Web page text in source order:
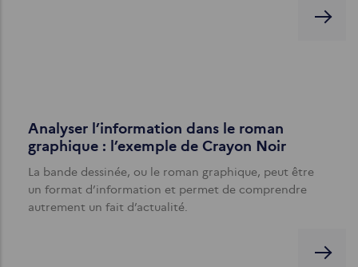
Analyser l’information dans le roman
graphique : l’exemple de Crayon Noir
La bande dessinée, ou le roman graphique, peut être
un format d’information et permet de comprendre
autrement un fait d’actualité.